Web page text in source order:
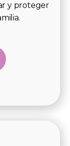
y proteger